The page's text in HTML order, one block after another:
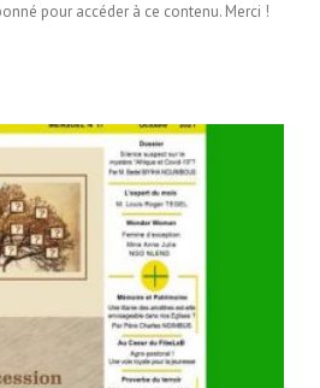
pour accéder à ce contenu. Merci !